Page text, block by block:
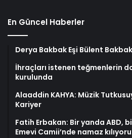
En Güncel Haberler
Derya Bakbak Eşi Bülent
İhraçları istenen teğmenlerin
kurulunda
Alaaddin KAHYA: Müzik
Kariyer
Fatih Erbakan: Bir yanda ABD,
Emevi Camii’nde namaz